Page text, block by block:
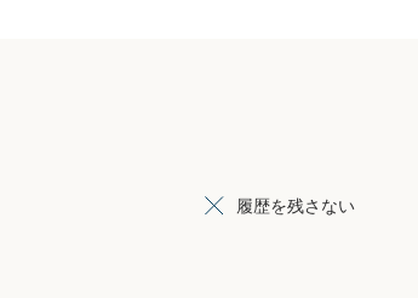
履歴を残さない